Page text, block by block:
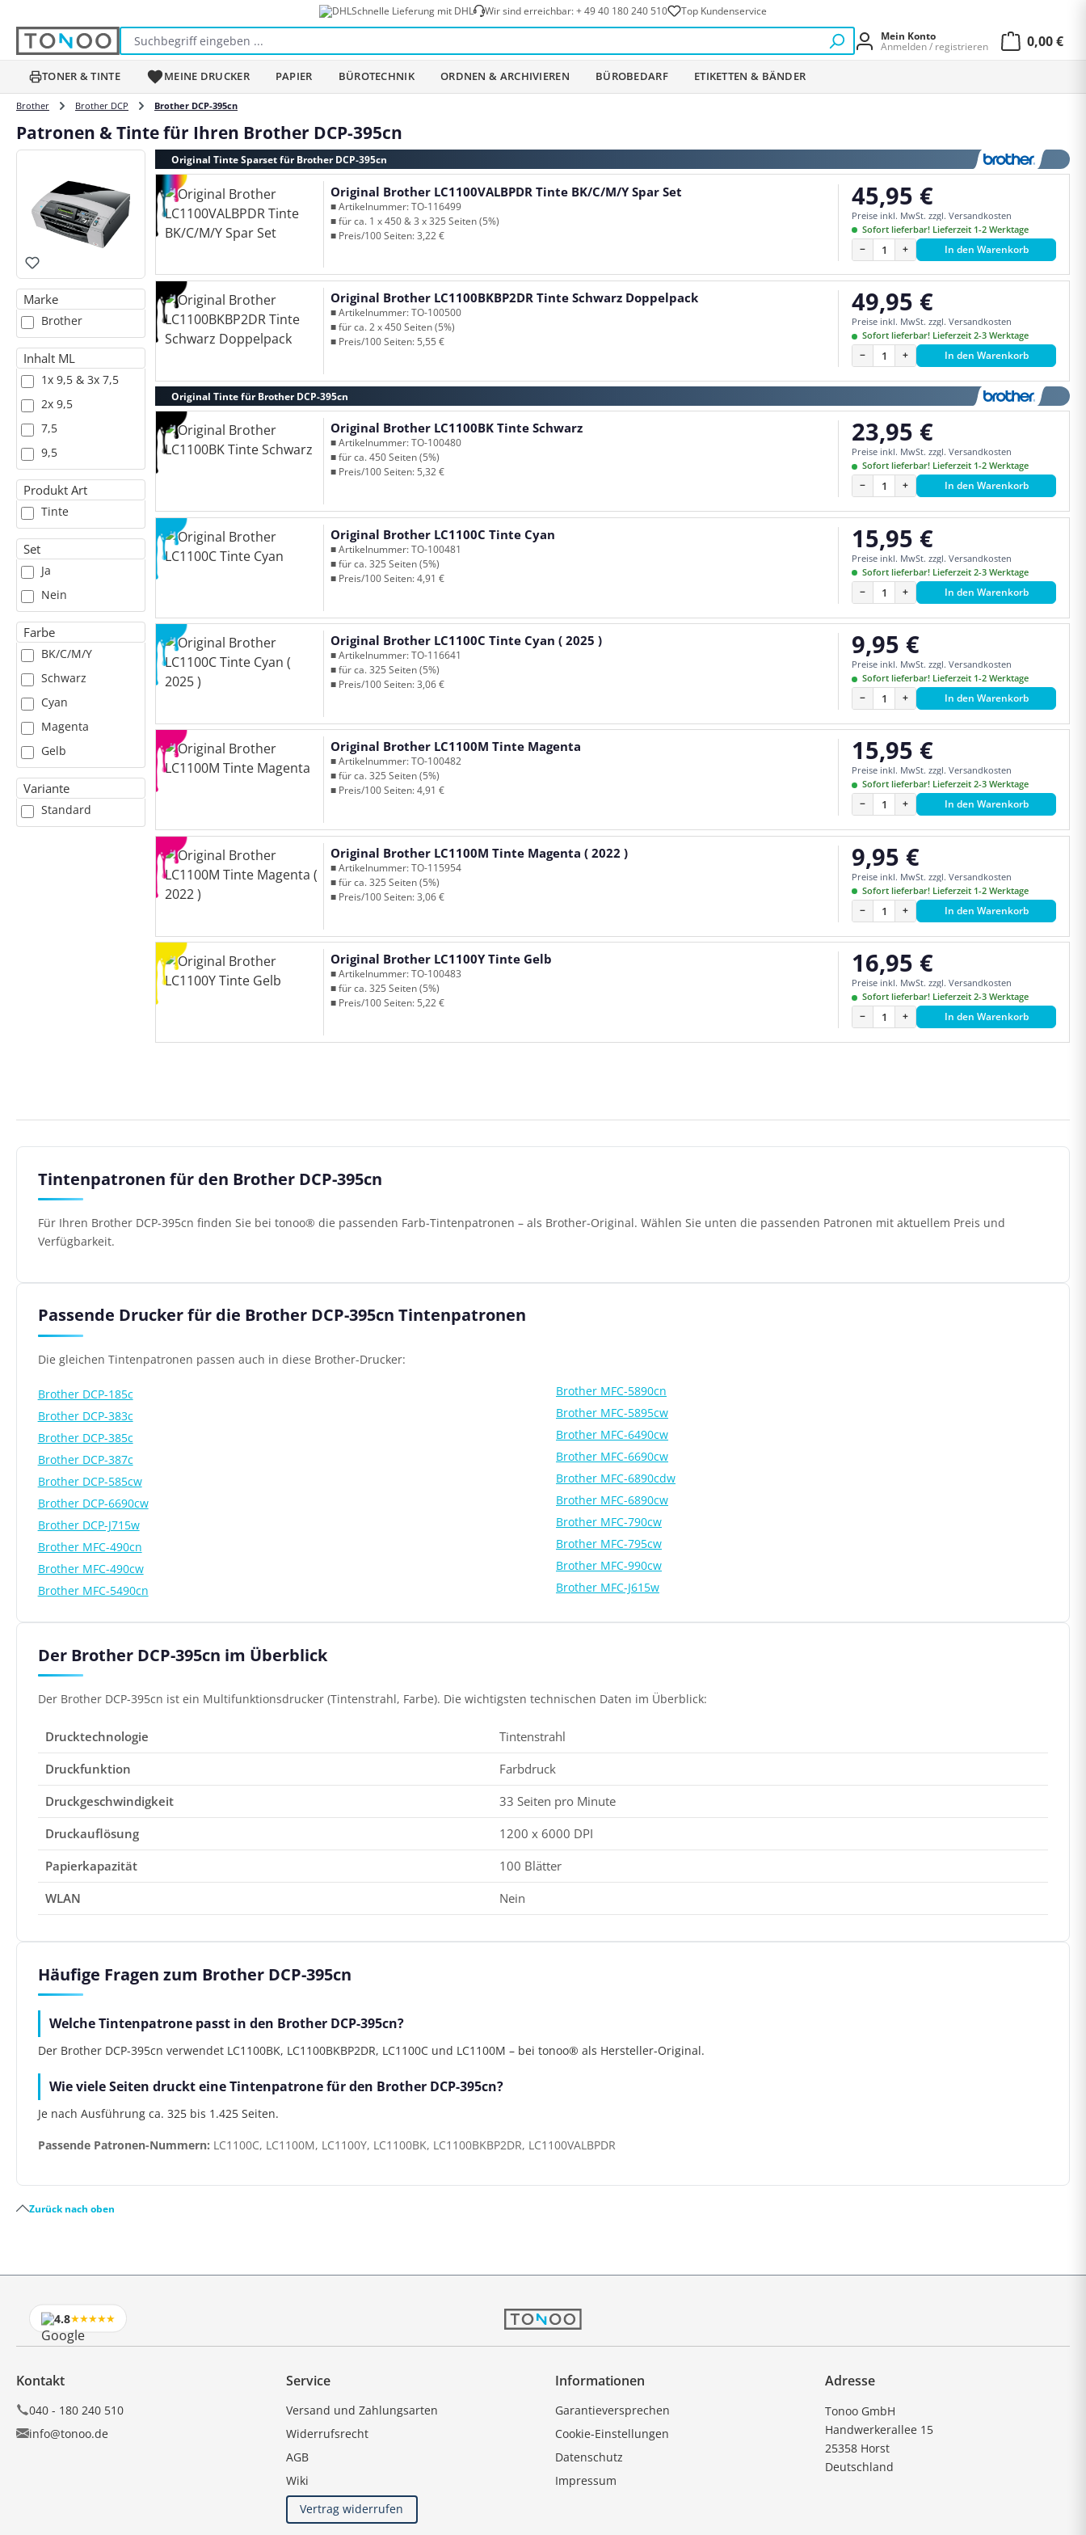
Schnelle Lieferung mit DHL Wir sind erreichbar:+ 49 40 180 240 510 Top Kundenservice
Mein Konto
Anmelden / registrieren
0,00 €
TONER & TINTE MEINE DRUCKER PAPIER BÜROTECHNIK ORDNEN & ARCHIVIEREN BÜROBEDARF ETIKETTEN & BÄNDER
Brother Brother DCP Brother DCP-395cn
Patronen & Tinte für Ihren Brother DCP-395cn
Marke
Brother
Inhalt ML
1x 9,5 & 3x 7,5
2x 9,5
7,5
9,5
Produkt Art
Tinte
Set
Ja
Nein
Farbe
BK/C/M/Y
Schwarz
Cyan
Magenta
Gelb
Variante
Standard
Original Tinte Sparset für Brother DCP-395cn
Original Brother LC1100VALBPDR Tinte BK/C/M/Y Spar Set
■ Artikelnummer: TO-116499
■ für ca. 1 x 450 & 3 x 325 Seiten (5%)
■ Preis/100 Seiten: 3,22 €
Regulärer Preis:
45,95 €
Preise inkl. MwSt. zzgl. Versandkosten
Sofort lieferbar! Lieferzeit 1-2 Werktage
− + In den Warenkorb
Original Brother LC1100BKBP2DR Tinte Schwarz Doppelpack
■ Artikelnummer: TO-100500
■ für ca. 2 x 450 Seiten (5%)
■ Preis/100 Seiten: 5,55 €
Regulärer Preis:
49,95 €
Preise inkl. MwSt. zzgl. Versandkosten
Sofort lieferbar! Lieferzeit 2-3 Werktage
− + In den Warenkorb
Original Tinte für Brother DCP-395cn
Original Brother LC1100BK Tinte Schwarz
■ Artikelnummer: TO-100480
■ für ca. 450 Seiten (5%)
■ Preis/100 Seiten: 5,32 €
Regulärer Preis:
23,95 €
Preise inkl. MwSt. zzgl. Versandkosten
Sofort lieferbar! Lieferzeit 1-2 Werktage
− + In den Warenkorb
Original Brother LC1100C Tinte Cyan
■ Artikelnummer: TO-100481
■ für ca. 325 Seiten (5%)
■ Preis/100 Seiten: 4,91 €
Regulärer Preis:
15,95 €
Preise inkl. MwSt. zzgl. Versandkosten
Sofort lieferbar! Lieferzeit 2-3 Werktage
− + In den Warenkorb
Original Brother LC1100C Tinte Cyan ( 2025 )
■ Artikelnummer: TO-116641
■ für ca. 325 Seiten (5%)
■ Preis/100 Seiten: 3,06 €
Regulärer Preis:
9,95 €
Preise inkl. MwSt. zzgl. Versandkosten
Sofort lieferbar! Lieferzeit 1-2 Werktage
− + In den Warenkorb
Original Brother LC1100M Tinte Magenta
■ Artikelnummer: TO-100482
■ für ca. 325 Seiten (5%)
■ Preis/100 Seiten: 4,91 €
Regulärer Preis:
15,95 €
Preise inkl. MwSt. zzgl. Versandkosten
Sofort lieferbar! Lieferzeit 2-3 Werktage
− + In den Warenkorb
Original Brother LC1100M Tinte Magenta ( 2022 )
■ Artikelnummer: TO-115954
■ für ca. 325 Seiten (5%)
■ Preis/100 Seiten: 3,06 €
Regulärer Preis:
9,95 €
Preise inkl. MwSt. zzgl. Versandkosten
Sofort lieferbar! Lieferzeit 1-2 Werktage
− + In den Warenkorb
Original Brother LC1100Y Tinte Gelb
■ Artikelnummer: TO-100483
■ für ca. 325 Seiten (5%)
■ Preis/100 Seiten: 5,22 €
Regulärer Preis:
16,95 €
Preise inkl. MwSt. zzgl. Versandkosten
Sofort lieferbar! Lieferzeit 2-3 Werktage
− + In den Warenkorb
Tintenpatronen für den Brother DCP-395cn
Für Ihren Brother DCP-395cn finden Sie bei tonoo® die passenden Farb-Tintenpatronen – als Brother-Original. Wählen Sie unten die passenden Patronen mit aktuellem Preis und
Verfügbarkeit.
Passende Drucker für die Brother DCP-395cn Tintenpatronen
Die gleichen Tintenpatronen passen auch in diese Brother-Drucker:
Brother DCP-185c
Brother DCP-383c
Brother DCP-385c
Brother DCP-387c
Brother DCP-585cw
Brother DCP-6690cw
Brother DCP-J715w
Brother MFC-490cn
Brother MFC-490cw
Brother MFC-5490cn
Brother MFC-5890cn
Brother MFC-5895cw
Brother MFC-6490cw
Brother MFC-6690cw
Brother MFC-6890cdw
Brother MFC-6890cw
Brother MFC-790cw
Brother MFC-795cw
Brother MFC-990cw
Brother MFC-J615w
Der Brother DCP-395cn im Überblick
Der Brother DCP-395cn ist ein Multifunktionsdrucker (Tintenstrahl, Farbe). Die wichtigsten technischen Daten im Überblick:
Drucktechnologie
Tintenstrahl
Druckfunktion
Farbdruck
Druckgeschwindigkeit
33 Seiten pro Minute
Druckauflösung
1200 x 6000 DPI
Papierkapazität
100 Blätter
WLAN
Nein
Häufige Fragen zum Brother DCP-395cn
Welche Tintenpatrone passt in den Brother DCP-395cn?
Der Brother DCP-395cn verwendet LC1100BK, LC1100BKBP2DR, LC1100C und LC1100M – bei tonoo® als Hersteller-Original.
Wie viele Seiten druckt eine Tintenpatrone für den Brother DCP-395cn?
Je nach Ausführung ca. 325 bis 1.425 Seiten.
Passende Patronen-Nummern: LC1100C, LC1100M, LC1100Y, LC1100BK, LC1100BKBP2DR, LC1100VALBPDR
Zurück nach oben
4.8★★★★★
Kontakt
040 - 180 240 510
info@tonoo.de
Service
Versand und Zahlungsarten
Widerrufsrecht
AGB
Wiki
Vertrag widerrufen
Informationen
Garantieversprechen
Cookie-Einstellungen
Datenschutz
Impressum
Adresse
Tonoo GmbH
Handwerkerallee 15
25358 Horst
Deutschland